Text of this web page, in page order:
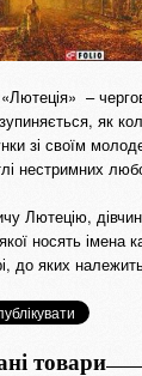
–
як
зі своїм
нестримних
Лютецію,
носять імена
до яких
товари